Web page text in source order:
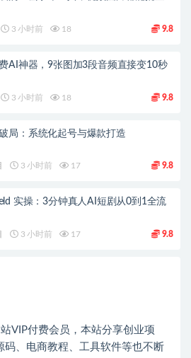
3 小时前 18 9.8
AI神器，9张图加3段音频直接变10秒
3 小时前 18 9.8
局：系统化起号与爆款打造
3 小时前 17 9.8
实操：3分钟真人AI短剧从0到1全流
3 小时前 17 9.8
VIP付费会员，本站分享创业项
码、电商教程、工具软件等也不断